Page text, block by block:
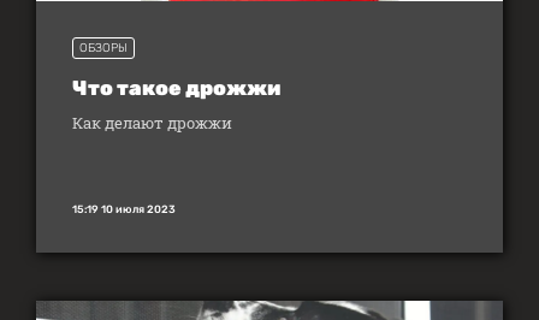
ОБЗОРЫ
Что такое дрожжи
Как делают дрожжи
15:19 10 июля 2023